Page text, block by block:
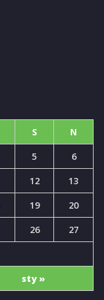
S N
sty »
5
6
12
13
19
20
26
27